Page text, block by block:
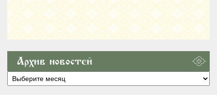
Архив новостей
Архив
новостей